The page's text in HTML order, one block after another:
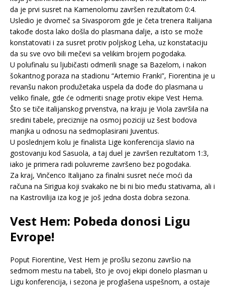
da je prvi susret na Kamenolomu završen rezultatom 0:4.
Usledio je dvomeč sa Sivasporom gde je četa trenera Italijana
takođe dosta lako došla do plasmana dalje, a isto se može
konstatovati i za susret protiv poljskog Leha, uz konstataciju
da su sve ovo bili mečevi sa velikim brojem pogodaka.
U polufinalu su ljubičasti odmerili snage sa Bazelom, i nakon
šokantnog poraza na stadionu “Artemio Franki”, Fiorentina je u
revanšu nakon produžetaka uspela da dođe do plasmana u
veliko finale, gde će odmeriti snage protiv ekipe Vest Hema.
Što se tiče italijanskog prvenstva, na kraju je Viola završila na
sredini tabele, preciznije na osmoj poziciji uz šest bodova
manjka u odnosu na sedmoplasirani Juventus.
U poslednjem kolu je finalista Lige konferencija slavio na
gostovanju kod Sasuola, a taj duel je završen rezultatom 1:3,
iako je primera radi poluvreme završeno bez pogodaka.
Za kraj, Vinčenco Italijano za finalni susret neće moći da
računa na Sirigua koji svakako ne bi ni bio među stativama, ali i
na Kastrovilija iza kog je još jedna dosta dobra sezona.
Vest Hem: Pobeda donosi Ligu
Evrope!
Poput Fiorentine, Vest Hem je prošlu sezonu završio na
sedmom mestu na tabeli, što je ovoj ekipi donelo plasman u
Ligu konferencija, i sezona je proglašena uspešnom, a ostaje